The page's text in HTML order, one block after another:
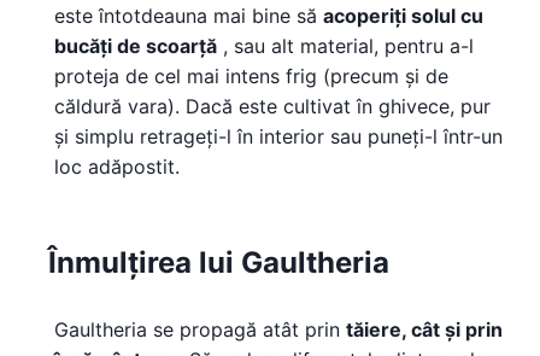
este întotdeauna mai bine să acoperiți solul cu
bucăți de scoarță , sau alt material, pentru a-l
proteja de cel mai intens frig (precum și de
căldură vara). Dacă este cultivat în ghivece, pur
și simplu retrageți-l în interior sau puneți-l într-un
loc adăpostit.
Înmulțirea lui Gaultheria
Gaultheria se propagă atât prin tăiere, cât și prin